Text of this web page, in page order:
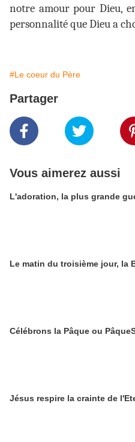
notre amour pour Dieu,
personnalité que Dieu a
#Le coeur du Père
Partager
Vous aimerez aussi
L'adoration, la plus grande
Le matin du troisième jour, la
Célébrons la Pâque ou
Jésus respire la crainte de